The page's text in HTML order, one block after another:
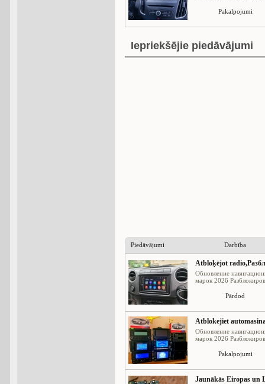
Pakalpojumi
Iepriekšējie piedāvājumi
Piedāvājumi Darbība
Atbloķējot
Обновление
марок 2026
Pārdod
Atblokejiet
Обновление
марок 2026
Pakalpojumi
Jaunākās Eiropas un